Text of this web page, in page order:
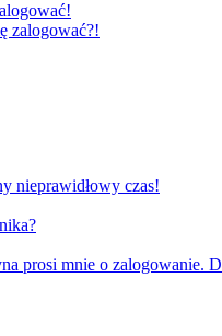
zalogować?!
nieprawidłowy czas!
prosi mnie o zalogowanie.